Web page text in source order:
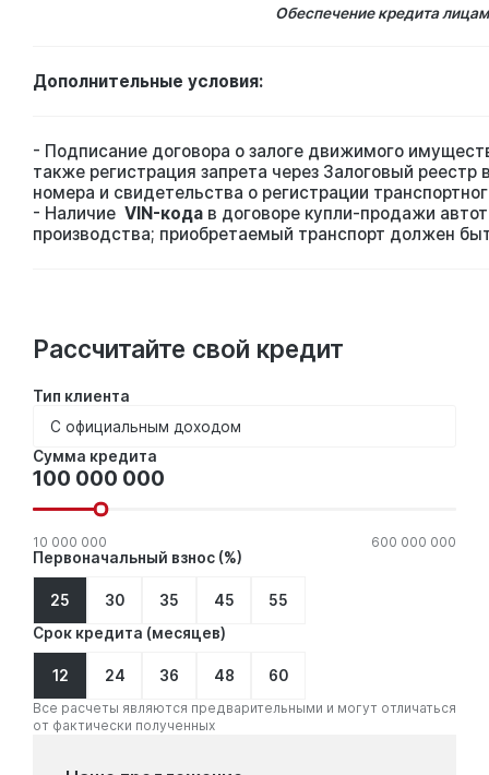
Обеспечение кредита
Дополнительные условия:
- Подписание договора о залоге движимого
также регистрация запрета через Залоговый реестр
номера и свидетельства о регистрации
- Наличие VIN-кода в договоре купли-продажи
производства; приобретаемый транспорт должен
Рассчитайте свой кредит
Тип клиента
Сумма кредита
Сумма
кредита
10 000 000 600 000 000
Первоначальный взнос (%)
25 30 35 45
55
Срок кредита (месяцев)
12 24 36 48 60
Все расчеты являются предварительными и могут отличаться
от фактически полученных